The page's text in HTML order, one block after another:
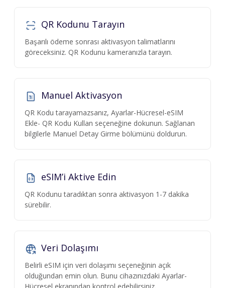
QR Kodunu Tarayın
Başarılı ödeme sonrası aktivasyon talimatlarını
göreceksiniz. QR Kodunu kameranızla tarayın.
Manuel Aktivasyon
QR Kodu tarayamazsanız, Ayarlar-Hücresel-eSIM
Ekle- QR Kodu Kullan seçeneğine dokunun. Sağlanan
bilgilerle Manuel Detay Girme bölümünü doldurun.
eSIM’i Aktive Edin
QR Kodunu taradıktan sonra aktivasyon 1-7 dakika
sürebilir.
Veri Dolaşımı
Belirli eSIM için veri dolaşımı seçeneğinin açık
olduğundan emin olun. Bunu cihazınızdaki Ayarlar-